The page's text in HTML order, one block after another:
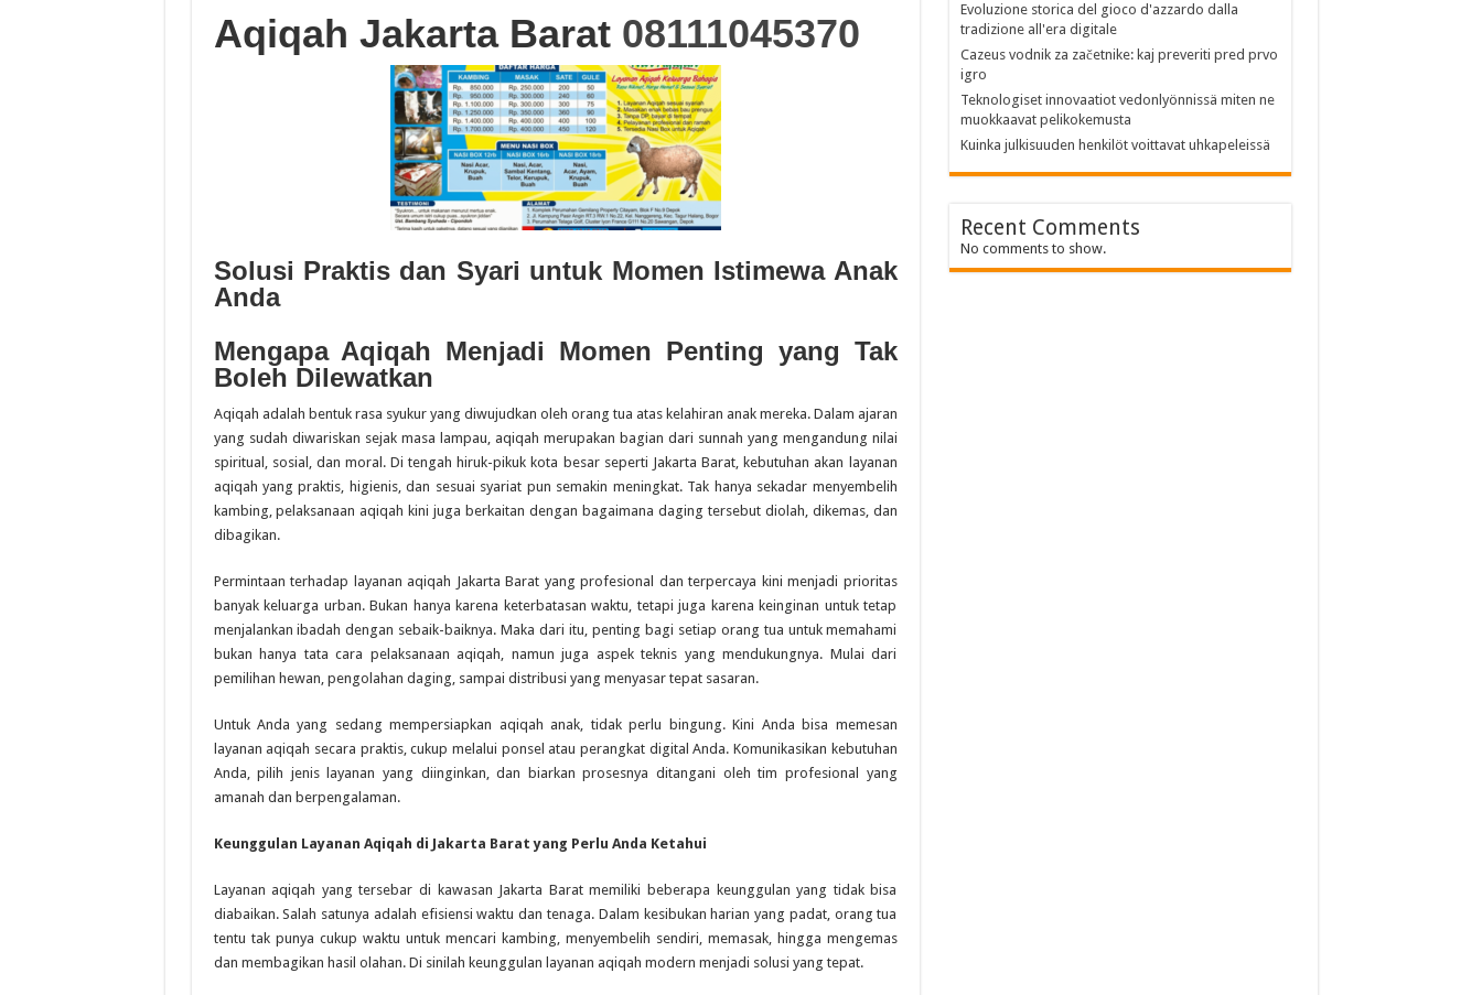
Aqiqah Jakarta Barat 08111045370
Solusi Praktis dan Syari untuk Momen Istimewa Anak
Anda
Mengapa Aqiqah Menjadi Momen Penting yang Tak
Boleh Dilewatkan
Aqiqah adalah bentuk rasa syukur yang diwujudkan oleh orang tua atas kelahiran anak mereka. Dalam ajaran
yang sudah diwariskan sejak masa lampau, aqiqah merupakan bagian dari sunnah yang mengandung nilai
spiritual, sosial, dan moral. Di tengah hiruk-pikuk kota besar seperti Jakarta Barat, kebutuhan akan layanan
aqiqah yang praktis, higienis, dan sesuai syariat pun semakin meningkat. Tak hanya sekadar menyembelih
kambing, pelaksanaan aqiqah kini juga berkaitan dengan bagaimana daging tersebut diolah, dikemas, dan
dibagikan.
Permintaan terhadap layanan aqiqah Jakarta Barat yang profesional dan terpercaya kini menjadi prioritas
banyak keluarga urban. Bukan hanya karena keterbatasan waktu, tetapi juga karena keinginan untuk tetap
menjalankan ibadah dengan sebaik-baiknya. Maka dari itu, penting bagi setiap orang tua untuk memahami
bukan hanya tata cara pelaksanaan aqiqah, namun juga aspek teknis yang mendukungnya. Mulai dari
pemilihan hewan, pengolahan daging, sampai distribusi yang menyasar tepat sasaran.
Untuk Anda yang sedang mempersiapkan aqiqah anak, tidak perlu bingung. Kini Anda bisa memesan
layanan aqiqah secara praktis, cukup melalui ponsel atau perangkat digital Anda. Komunikasikan kebutuhan
Anda, pilih jenis layanan yang diinginkan, dan biarkan prosesnya ditangani oleh tim profesional yang
amanah dan berpengalaman.
Keunggulan Layanan Aqiqah di Jakarta Barat yang Perlu Anda Ketahui
Layanan aqiqah yang tersebar di kawasan Jakarta Barat memiliki beberapa keunggulan yang tidak bisa
diabaikan. Salah satunya adalah efisiensi waktu dan tenaga. Dalam kesibukan harian yang padat, orang tua
tentu tak punya cukup waktu untuk mencari kambing, menyembelih sendiri, memasak, hingga mengemas
dan membagikan hasil olahan. Di sinilah keunggulan layanan aqiqah modern menjadi solusi yang tepat.
Evoluzione storica del gioco d'azzardo dalla
tradizione all'era digitale
Cazeus vodnik za začetnike: kaj preveriti pred prvo
igro
Teknologiset innovaatiot vedonlyönnissä miten ne
muokkaavat pelikokemusta
Kuinka julkisuuden henkilöt voittavat uhkapeleissä
Recent Comments
No comments to show.